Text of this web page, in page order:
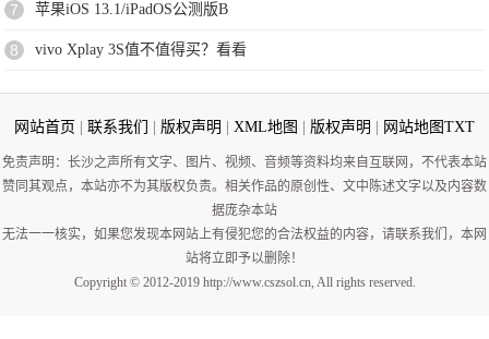
7 苹果iOS 13.1/iPadOS公测版B
8 vivo Xplay 3S值不值得买？看看
网站首页 联系我们 版权声明 XML地图 版权声明 网站地图TXT
免责声明：长沙之声所有文字、图片、视频、音频等资料均来自互联网，不代表本站
赞同其观点，本站亦不为其版权负责。相关作品的原创性、文中陈述文字以及内容数
据庞杂本站
无法一一核实，如果您发现本网站上有侵犯您的合法权益的内容，请联系我们，本网
站将立即予以删除！
Copyright © 2012-2019 http://www.cszsol.cn, All rights reserved.